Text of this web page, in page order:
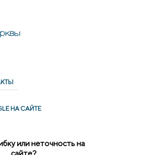
НА САЙТЕ
или неточность на